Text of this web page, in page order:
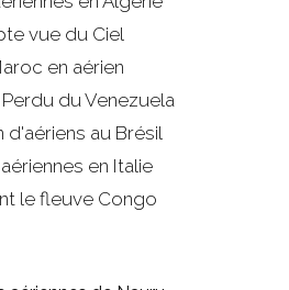
vue du Ciel
en aérien
du Venezuela
d'aériens au Brésil
en Italie
le fleuve Congo